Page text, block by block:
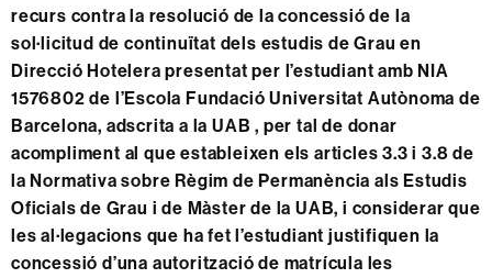
recurs contra la resolució de la concessió de la
sol·licitud de continuïtat dels estudis de Grau en
Direcció Hotelera presentat per l’estudiant amb NIA
1576802 de l’Escola Fundació Universitat Autònoma de
Barcelona, adscrita a la UAB , per tal de donar
acompliment al que estableixen els articles 3.3 i 3.8 de
la Normativa sobre Règim de Permanència als Estudis
Oficials de Grau i de Màster de la UAB, i considerar que
les al·legacions que ha fet l’estudiant justifiquen la
concessió d’una autorització de matrícula les